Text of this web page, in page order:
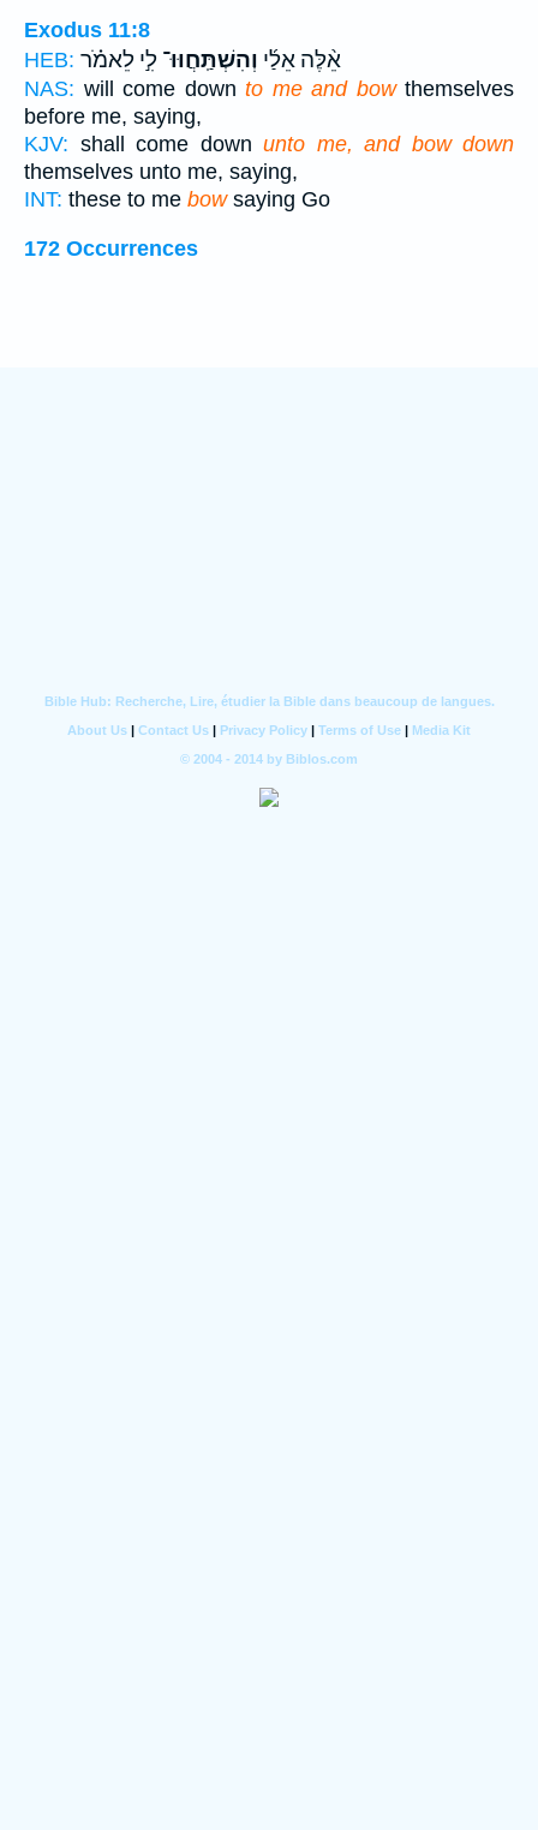
Exodus 11:8
HEB:
אֵ֨לֶּה אֵלַ֜י וְהִשְׁתַּֽחֲוּוּ־ לִ֣י לֵאמֹ֗ר
NAS: will come down to me and bowthemselves
before me, saying,
KJV: shall come down unto me, and bow down
themselves unto me, saying,
INT: these to me bowsaying Go
172 Occurrences